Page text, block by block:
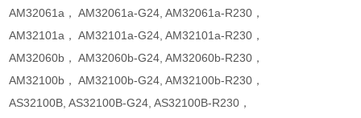
AM32061a， AM32061a-G24, AM32061a-R230，
AM32101a， AM32101a-G24, AM32101a-R230，
AM32060b， AM32060b-G24, AM32060b-R230，
AM32100b， AM32100b-G24, AM32100b-R230，
AS32100B, AS32100B-G24, AS32100B-R230，